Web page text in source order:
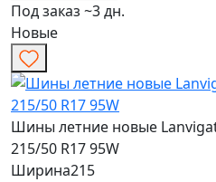
Под заказ ~3 дн.
Новые
Шины летние новые
215/50 R17 95W
Ширина215